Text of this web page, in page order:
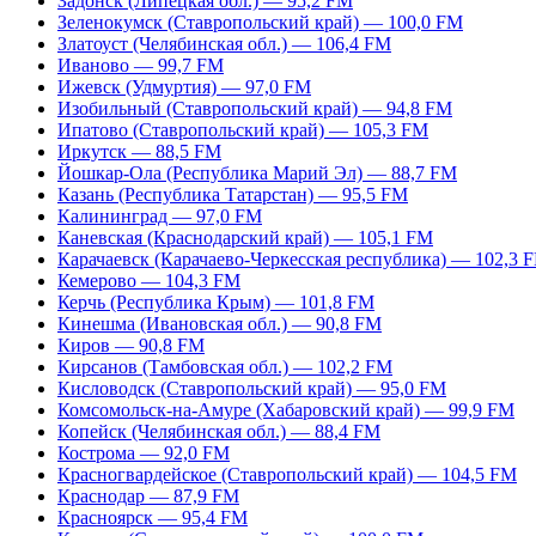
Зеленокумск (Ставропольский край) — 100,0 FM
Златоуст (Челябинская обл.) — 106,4 FM
Иваново — 99,7 FM
Ижевск (Удмуртия) — 97,0 FM
Изобильный (Ставропольский край) — 94,8 FM
Ипатово (Ставропольский край) — 105,3 FM
Иркутск — 88,5 FM
Йошкар-Ола (Республика Марий Эл) — 88,7 FM
Казань (Республика Татарстан) — 95,5 FM
Калининград — 97,0 FM
Каневская (Краснодарский край) — 105,1 FM
Карачаевск (Карачаево-Черкесская республика) — 102,3
Кемерово — 104,3 FM
Керчь (Республика Крым) — 101,8 FM
Кинешма (Ивановская обл.) — 90,8 FM
Киров — 90,8 FM
Кирсанов (Тамбовская обл.) — 102,2 FM
Кисловодск (Ставропольский край) — 95,0 FM
Комсомольск-на-Амуре (Хабаровский край) — 99,9 FM
Копейск (Челябинская обл.) — 88,4 FM
Кострома — 92,0 FM
Красногвардейское (Ставропольский край) — 104,5 FM
Краснодар — 87,9 FM
Красноярск — 95,4 FM